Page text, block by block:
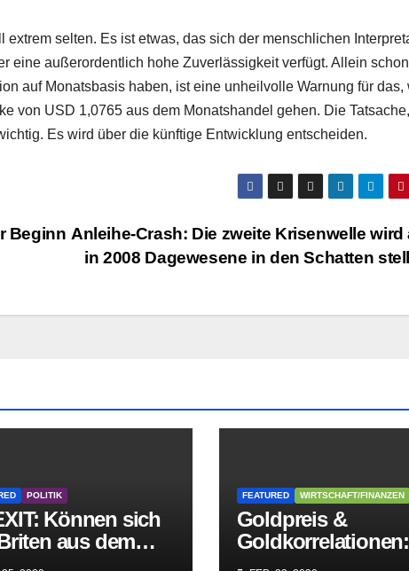
selten. Es ist etwas, das sich der menschlichen
eine außerordentlich hohe Zuverlässigkeit verfügt. Allein
auf Monatsbasis haben, ist eine unheilvolle Warnung für das,
von USD 1,0765 aus dem Monatshandel gehen. Die
Es wird über die künftige Entwicklung entscheiden.
Anleihe-Crash: Die zweite Krisenwelle wird
in 2008 Dagewesene in den Schatten
Beginn
POLITIK
Können sich
aus dem
der
FEATURED WIRTSCHAFT/FINANZEN
Goldpreis &
Goldkorrelationen:
Warum man die